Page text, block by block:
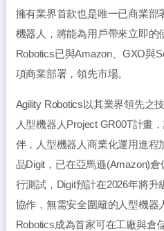
擁有業界首款也是唯一已商業部
機器人，將能為用戶帶來立即的
Robotics已與Amazon、GXO與
項商業部署，領先市場。
Agility Robotics以其業界領先之
人型機器人Project GR00T計畫
伴，人型機器人商業化運用進程
品Digit，已在亞馬遜(Amazon)
行測試，Digit預計在2026年將
協作，無需安全圍籬的人型機器
Robotics成為首家可在工廠與倉